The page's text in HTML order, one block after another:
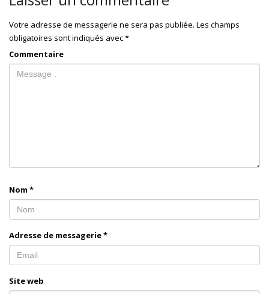
Votre adresse de messagerie ne sera pas publiée. Les champs
obligatoires sont indiqués avec*
Commentaire
Nom *
Adresse de messagerie*
Site web